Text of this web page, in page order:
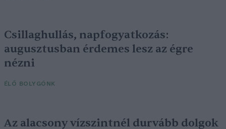
Csillaghullás, napfogyatkozás:
augusztusban érdemes lesz az égre
nézni
ÉLŐ BOLYGÓNK
Az alacsony vízszintnél durvább dolgok